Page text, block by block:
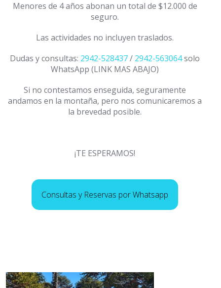
Menores de 4 años abonan un total de $12.000 de
seguro.
Las actividades no incluyen traslados.
Dudas y consultas: 2942-528437/ 2942-563064solo
WhatsApp (LINK MAS ABAJO)
Si no contestamos enseguida, seguramente
andamos en la montaña, pero nos comunicaremos a
la brevedad posible.
¡TE ESPERAMOS!
Consultas y Reservas por Whatsapp